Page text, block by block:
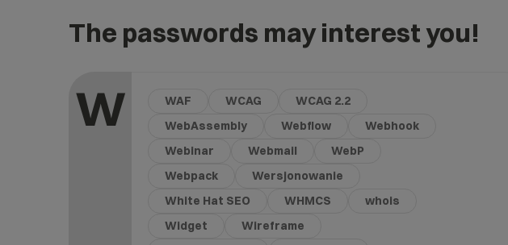
The passwords may interest you!
W WAF WCAG
WCAG 2.2
WebAssembly
Webflow
Webhook
Webinar
Webmail
WebP
Webpack
Wersjonowanie
White Hat SEO
WHMCS
whois
Widget
Wireframe